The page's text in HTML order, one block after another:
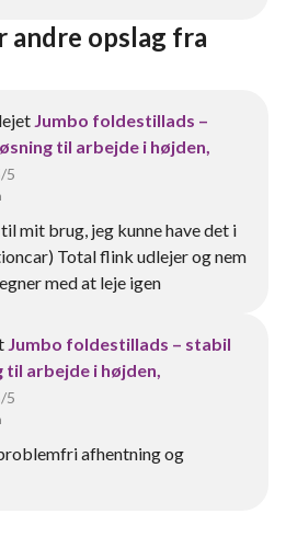
opslag fra
Jumbo foldestillads –
til arbejde i højden,
/5
mit brug, jeg kunne have det i
Total flink udlejer og nem
med at leje igen
Jumbo foldestillads – stabil
til arbejde i højden,
/5
afhentning og